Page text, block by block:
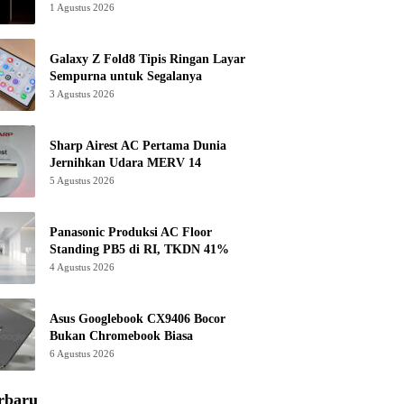
1 Agustus 2026
Galaxy Z Fold8 Tipis Ringan Layar
Sempurna untuk Segalanya
3 Agustus 2026
Sharp Airest AC Pertama Dunia
Jernihkan Udara MERV 14
5 Agustus 2026
Panasonic Produksi AC Floor
Standing PB5 di RI, TKDN 41%
4 Agustus 2026
Asus Googlebook CX9406 Bocor
Bukan Chromebook Biasa
6 Agustus 2026